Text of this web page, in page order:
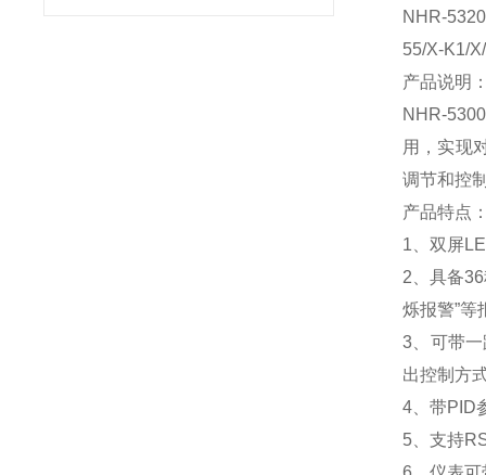
NHR-
55/X-K1/
产品说明
NHR-
用，实现
调节和控
产品特点
1、双屏
2、具备
烁报警”等
3、可带
出控制方
4、带PID
5、支持